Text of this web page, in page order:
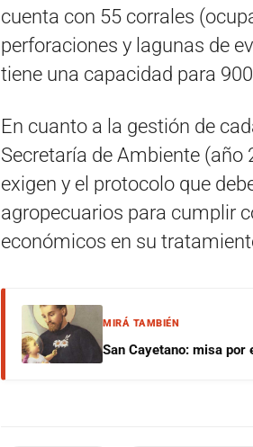
cuenta con 55 corrales
perforaciones y lagunas de
tiene una capacidad para
En cuanto a la gestión de
Secretaría de Ambiente
exigen y el protocolo que
agropecuarios para cumplir
económicos en su
MIRÁ TAMBIÉN
San Cayetano: misa por